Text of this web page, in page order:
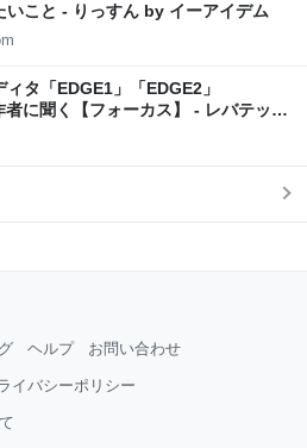
いこと - りっすん by イーアイデム
タ「EDGE1」「EDGE2」
者に聞く【フォーカス】 - レバテック
ヘルプ お問い合わせ
イバシーポリシー